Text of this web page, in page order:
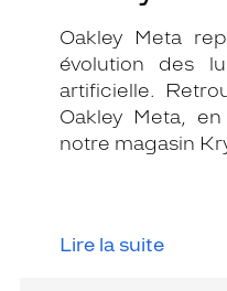
Oakley Meta
évolution des
artificielle.
Oakley Meta,
notre magasin
Lire la suite